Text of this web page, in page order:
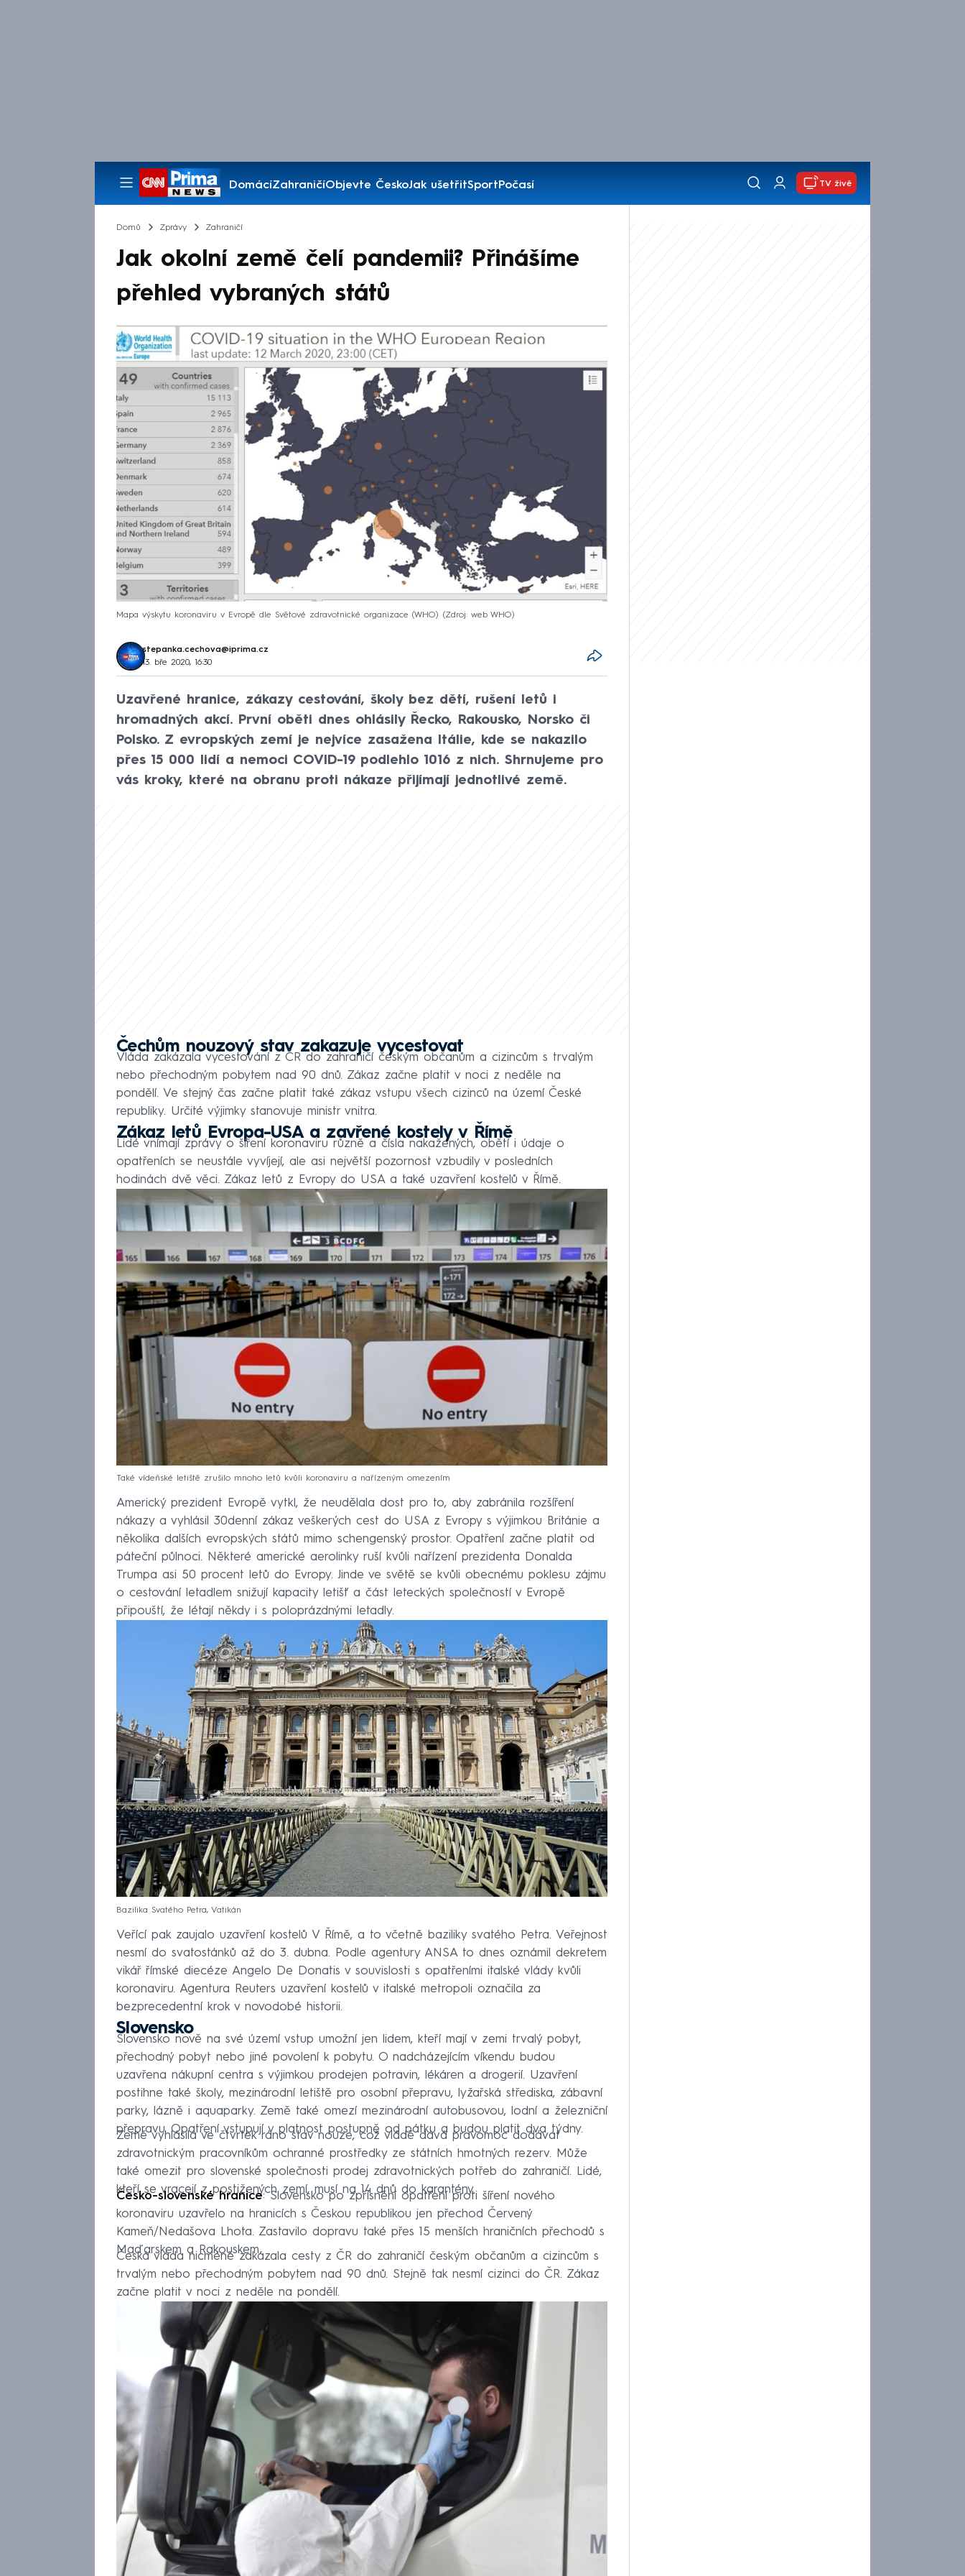
DomácíZahraničíObjevte ČeskoJak ušetřitSportPočasí
Pořady
TV živě
Domů Zprávy Zahraničí
Jak okolní země čelí pandemii? Přinášíme
přehled vybraných států
Mapa výskytu koronaviru v Evropě dle Světové zdravotnické organizace (WHO) Zdroj: web WHO
stepanka.cechova@iprima.cz
13. bře 2020, 16:30
Uzavřené hranice, zákazy cestování, školy bez dětí, rušení letů i
hromadných akcí. První oběti dnes ohlásily Řecko, Rakousko, Norsko či
Polsko. Z evropských zemí je nejvíce zasažena Itálie, kde se nakazilo
přes 15 000 lidí a nemoci COVID-19 podlehlo 1016 z nich. Shrnujeme pro
vás kroky, které na obranu proti nákaze přijímají jednotlivé země.
Čechům nouzový stav zakazuje vycestovat
Vláda zakázala vycestování z ČR do zahraničí českým občanům a cizincům s trvalým
nebo přechodným pobytem nad 90 dnů. Zákaz začne platit v noci z neděle na
pondělí. Ve stejný čas začne platit také zákaz vstupu všech cizinců na území České
republiky. Určité výjimky stanovuje ministr vnitra.
Zákaz letů Evropa-USA a zavřené kostely v Římě
Lidé vnímají zprávy o šíření koronaviru různě a čísla nakažených, obětí i údaje o
opatřeních se neustále vyvíjejí, ale asi největší pozornost vzbudily v posledních
hodinách dvě věci. Zákaz letů z Evropy do USA a také uzavření kostelů v Římě.
Také vídeňské letiště zrušilo mnoho letů kvůli koronaviru a nařízeným omezením
Americký prezident Evropě vytkl, že neudělala dost pro to, aby zabránila rozšíření
nákazy a vyhlásil 30denní zákaz veškerých cest do USA z Evropy s výjimkou Británie a
několika dalších evropských států mimo schengenský prostor. Opatření začne platit od
páteční půlnoci. Některé americké aerolinky ruší kvůli nařízení prezidenta Donalda
Trumpa asi 50 procent letů do Evropy. Jinde ve světě se kvůli obecnému poklesu zájmu
o cestování letadlem snižují kapacity letišť a část leteckých společností v Evropě
připouští, že létají někdy i s poloprázdnými letadly.
Bazilika Svatého Petra, Vatikán
Veřící pak zaujalo uzavření kostelů V Římě, a to včetně baziliky svatého Petra. Veřejnost
nesmí do svatostánků až do 3. dubna. Podle agentury ANSA to dnes oznámil dekretem
vikář římské diecéze Angelo De Donatis v souvislosti s opatřeními italské vlády kvůli
koronaviru. Agentura Reuters uzavření kostelů v italské metropoli označila za
bezprecedentní krok v novodobé historii.
Slovensko
Slovensko nově na své území vstup umožní jen lidem, kteří mají v zemi trvalý pobyt,
přechodný pobyt nebo jiné povolení k pobytu. O nadcházejícím víkendu budou
uzavřena nákupní centra s výjimkou prodejen potravin, lékáren a drogerií. Uzavření
postihne také školy, mezinárodní letiště pro osobní přepravu, lyžařská střediska, zábavní
parky, lázně i aquaparky. Země také omezí mezinárodní autobusovou, lodní a železniční
přepravu. Opatření vstupují v platnost postupně od pátku a budou platit dva týdny.
Země vyhlásila ve čtvrtek ráno stav nouze, což vládě dává pravomoc dodávat
zdravotnickým pracovníkům ochranné prostředky ze státních hmotných rezerv. Může
také omezit pro slovenské společnosti prodej zdravotnických potřeb do zahraničí. Lidé,
kteří se vracejí z postižených zemí, musí na 14 dnů do karantény.
Česko-slovenské hranice: Slovensko po zpřísnění opatření proti šíření nového
koronaviru uzavřelo na hranicích s Českou republikou jen přechod Červený
Kameň/Nedašova Lhota. Zastavilo dopravu také přes 15 menších hraničních přechodů s
Maďarskem a Rakouskem.
Česká vláda nicméně zakázala cesty z ČR do zahraničí českým občanům a cizincům s
trvalým nebo přechodným pobytem nad 90 dnů. Stejně tak nesmí cizinci do ČR. Zákaz
začne platit v noci z neděle na pondělí.